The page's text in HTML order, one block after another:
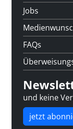
Jobs
FAQs
und keine
jetzt